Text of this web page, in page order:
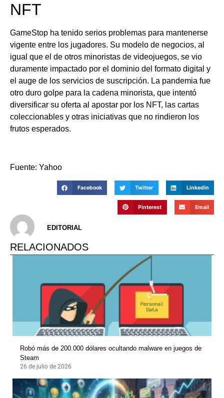
NFT
GameStop ha tenido serios problemas para mantenerse
vigente entre los jugadores. Su modelo de negocios, al
igual que el de otros minoristas de videojuegos, se vio
duramente impactado por el dominio del formato digital y
el auge de los servicios de suscripción. La pandemia fue
otro duro golpe para la cadena minorista, que intentó
diversificar su oferta al apostar por los NFT, las cartas
coleccionables y otras iniciativas que no rindieron los
frutos esperados.
Fuente: Yahoo
Facebook Twitter LinkedIn
Pinterest Email
EDITORIAL
RELACIONADOS
Robó más de 200.000 dólares ocultando malware en juegos de
Steam
26 de julio de 2026